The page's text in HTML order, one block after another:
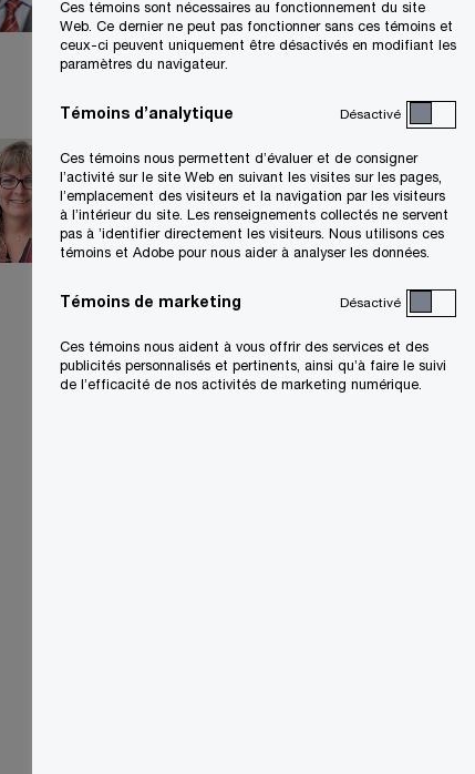
+1 604 806 7788
Courriel
Martha Goncalves
Associée, Services fiscaux –
Douanes et commerce
international, Toronto, PwC
Courriel
Ces témoins sont nécessaires au fonctionnement du site
Web. Ce dernier ne peut pas fonctionner sans ces témoins et
ceux-ci peuvent uniquement être désactivés en modifiant les
paramètres du navigateur.
Témoins d’analytique Désactivé
Ces témoins nous permettent d’évaluer et de consigner
l’activité sur le site Web en suivant les visites sur les pages,
l’emplacement des visiteurs et la navigation par les visiteurs
à l’intérieur du site. Les renseignements collectés ne servent
pas à ’identifier directement les visiteurs. Nous utilisons ces
témoins et Adobe pour nous aider à analyser les données.
Témoins de marketing Désactivé
Ces témoins nous aident à vous offrir des services et des
publicités personnalisés et pertinents, ainsi qu’à faire le suivi
de l’efficacité de nos activités de marketing numérique.